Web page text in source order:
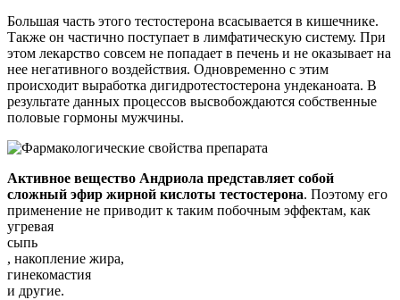
Большая часть этого тестостерона всасывается в кишечнике.
Также он частично поступает в лимфатическую систему. При
этом лекарство совсем не попадает в печень и не оказывает на
нее негативного воздействия. Одновременно с этим
происходит выработка дигидротестостерона ундеканоата. В
результате данных процессов высвобождаются собственные
половые гормоны мужчины.
Активное вещество Андриола представляет собой
сложный эфир жирной кислоты тестостерона. Поэтому его
применение не приводит к таким побочным эффектам, как
угревая
сыпь
, накопление жира,
гинекомастия
и другие.